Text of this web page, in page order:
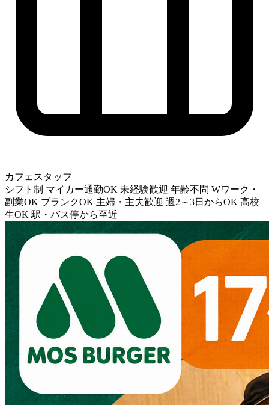
カフェスタッフ
シフト制 マイカー通勤OK 未経験歓迎 年齢不問 Wワーク・
副業OK ブランクOK 主婦・主夫歓迎 週2～3日からOK 高校
生OK 駅・バス停から至近